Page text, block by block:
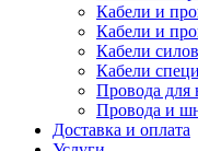
Кабели и
Кабели и
Кабели
Кабели
Провода для
Провода и
Доставка и оплата